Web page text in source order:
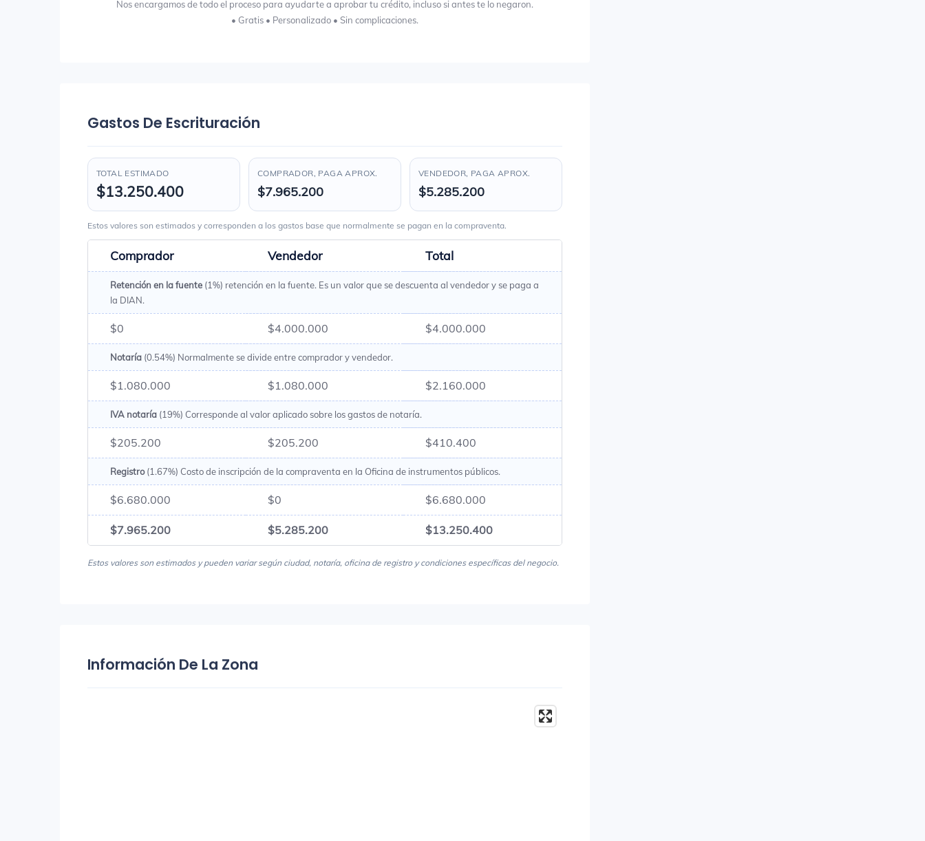
Nos encargamos de todo el proceso para ayudarte a aprobar tu crédito, incluso si antes te lo negaron.
• Gratis • Personalizado • Sin complicaciones.
Gastos De Escrituración
TOTAL ESTIMADO
$13.250.400
COMPRADOR, PAGA APROX.
$7.965.200
VENDEDOR, PAGA APROX.
$5.285.200
Estos valores son estimados y corresponden a los gastos base que normalmente se pagan en la compraventa.
Comprador Vendedor Total
Retención en la fuente (1%) retención en la fuente. Es un valor que se descuenta al vendedor y se paga a
la DIAN.
$0 $4.000.000 $4.000.000
Notaría (0.54%) Normalmente se divide entre comprador y vendedor.
$1.080.000 $1.080.000 $2.160.000
IVA notaría (19%) Corresponde al valor aplicado sobre los gastos de notaría.
$205.200 $205.200 $410.400
Registro(1.67%) Costo de inscripción de la compraventa en la Oficina de instrumentos públicos.
$6.680.000 $0 $6.680.000
$7.965.200 $5.285.200 $13.250.400
Estos valores son estimados y pueden variar según ciudad, notaría, oficina de registro y condiciones específicas del negocio.
Información De La Zona